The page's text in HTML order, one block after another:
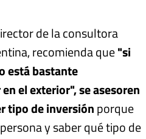
de la consultora
recomienda que"si
está bastante
el exterior", se asesoren
tipo de inversiónporque
y saber qué tipo de